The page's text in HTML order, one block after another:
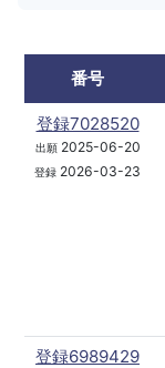
番号
登録7028520
出願2025-06-20
登録 2026-03-23
登録6989429